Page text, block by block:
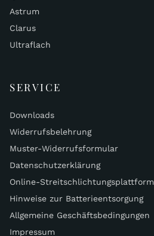
Astrum
Clarus
Ultraflach
SERVICE
Downloads
Widerrufsbelehrung
Muster-Widerrufsformular
Datenschutzerklärung
Online-Streitschlichtungsplattform
Hinweise zur Batterieentsorgung
Allgemeine Geschäftsbedingungen
Impressum